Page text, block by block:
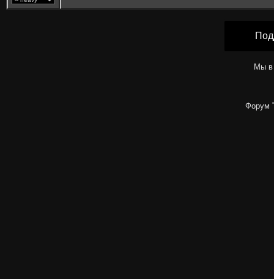
Мы в
Форум